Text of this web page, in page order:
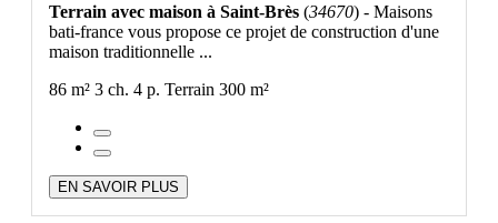
Terrain avec maison à Saint-Brès (34670) - Maisons
bati-france vous propose ce projet de construction d'une
maison traditionnelle ...
86 m² 3 ch. 4 p. Terrain 300 m²
EN SAVOIR PLUS